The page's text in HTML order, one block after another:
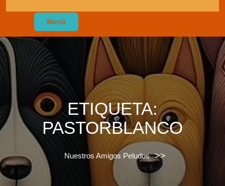
Menú
ETIQUETA:
PASTORBLANCO
Nuestros Amigos Peludos >>